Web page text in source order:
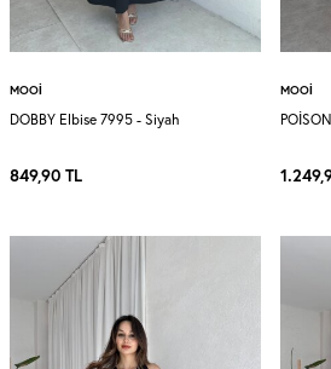
MOOI
DOBBY Elbise 7995 - Siyah
849,90 TL
MOOI